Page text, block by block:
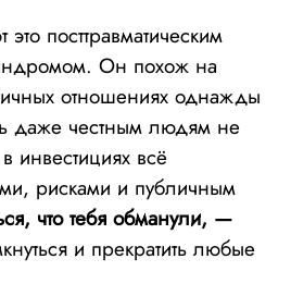
посттравматическим
Он похож на
отношениях однажды
даже честным людям не
инвестициях всё
рисками и публичным
что тебя обманули, —
и прекратить любые